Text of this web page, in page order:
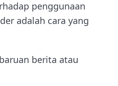
penggunaan
adalah cara yang
berita atau